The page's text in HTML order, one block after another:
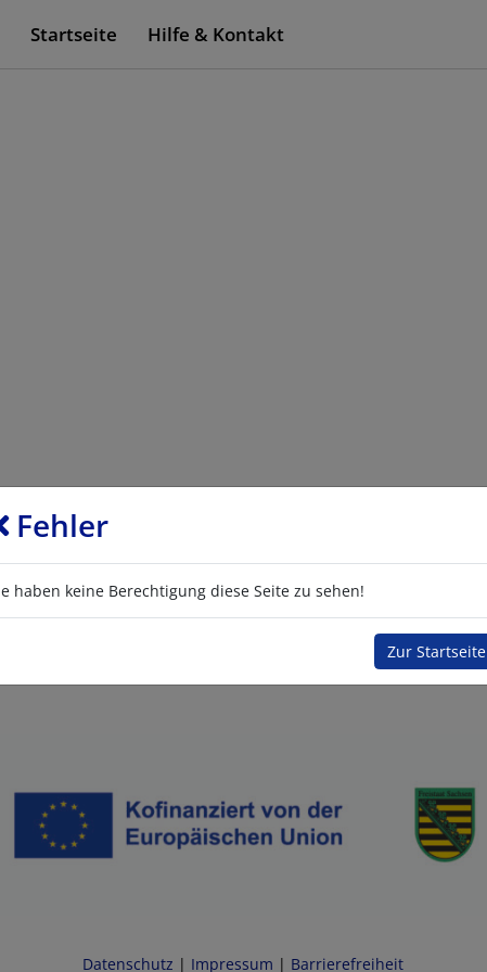
Startseite Hilfe & Kontakt
Fehler
haben keine Berechtigung diese Seite zu sehen!
Zur Startseite
Datenschutz | Impressum | Barrierefreiheit